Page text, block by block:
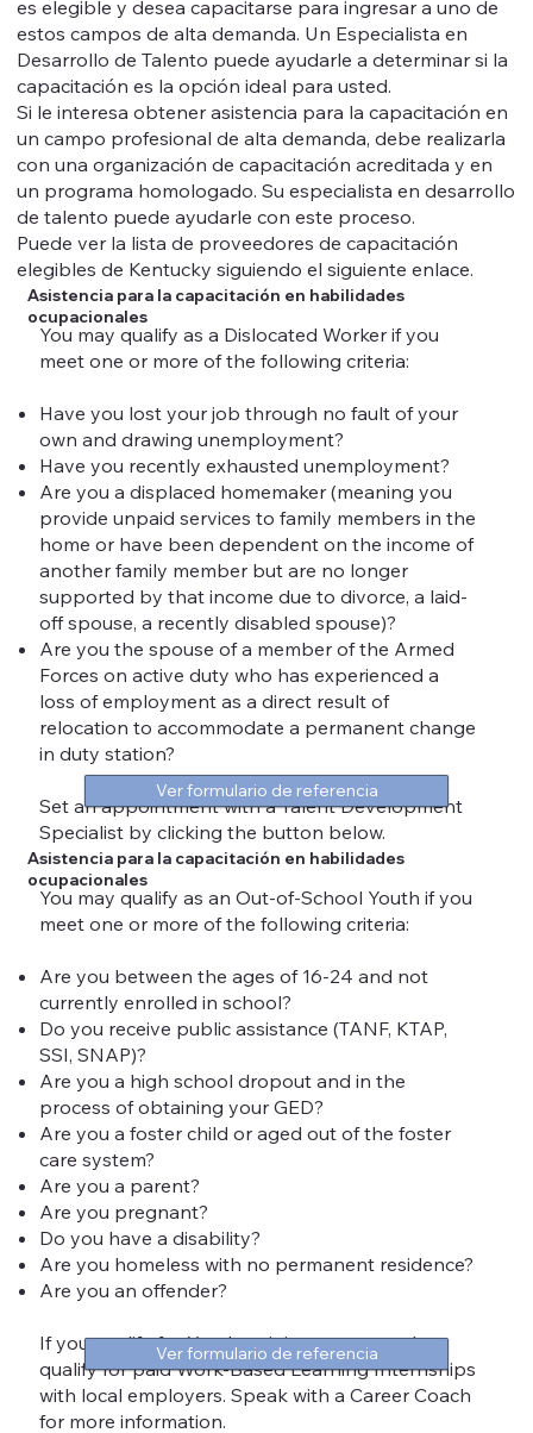
es elegible y desea capacitarse para ingresar a uno de
estos campos de alta demanda. Un Especialista en
Desarrollo de Talento puede ayudarle a determinar si la
capacitación es la opción ideal para usted.
Si le interesa obtener asistencia para la capacitación en
un campo profesional de alta demanda, debe realizarla
con una organización de capacitación acreditada y en
un programa homologado. Su especialista en desarrollo
de talento puede ayudarle con este proceso.
Puede ver la lista de proveedores de capacitación
elegibles de Kentucky siguiendo el siguiente enlace.
Asistencia para la capacitación en habilidades
ocupacionales
​You may qualify as a Dislocated Worker if you
meet one or more of the following criteria:
Have you lost your job through no fault of your
own and drawing unemployment?
Have you recently exhausted unemployment?
Are you a displaced homemaker (meaning you
provide unpaid services to family members in the
home or have been dependent on the income of
another family member but are no longer
supported by that income due to divorce, a laid-
off spouse, a recently disabled spouse)?
Are you the spouse of a member of the Armed
Forces on active duty who has experienced a
loss of employment as a direct result of
relocation to accommodate a permanent change
in duty station?
Set an appointment with a Talent Development
Specialist by clicking the button below.
Ver formulario de referencia
Asistencia para la capacitación en habilidades
ocupacionales
You may qualify as an Out-of-School Youth if you
meet one or more of the following criteria:
Are you between the ages of 16-24 and not
currently enrolled in school?
Do you receive public assistance (TANF, KTAP,
SSI, SNAP)?
Are you a high school dropout and in the
process of obtaining your GED?
Are you a foster child or aged out of the foster
care system?
Are you a parent?
Are you pregnant?
Do you have a disability?
Are you homeless with no permanent residence?
Are you an offender?
If you qualify for Youth training, you may also
qualify for paid Work-Based Learning Internships
with local employers. Speak with a Career Coach
for more information.
Ver formulario de referencia